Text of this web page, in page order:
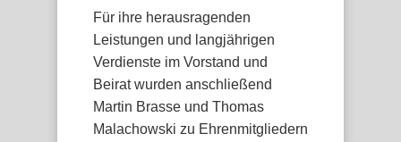
Für ihre herausragenden
Leistungen und langjährigen
Verdienste im Vorstand und
Beirat wurden anschließend
Martin Brasse und Thomas
Malachowski zu Ehrenmitgliedern